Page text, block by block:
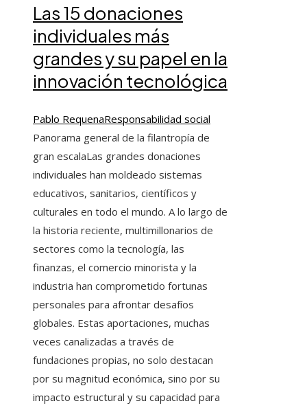
Las 15 donaciones
individuales más
grandes y su papel en la
innovación tecnológica
Pablo RequenaResponsabilidad social
Panorama general de la filantropía de
gran escalaLas grandes donaciones
individuales han moldeado sistemas
educativos, sanitarios, científicos y
culturales en todo el mundo. A lo largo de
la historia reciente, multimillonarios de
sectores como la tecnología, las
finanzas, el comercio minorista y la
industria han comprometido fortunas
personales para afrontar desafíos
globales. Estas aportaciones, muchas
veces canalizadas a través de
fundaciones propias, no solo destacan
por su magnitud económica, sino por su
impacto estructural y su capacidad para